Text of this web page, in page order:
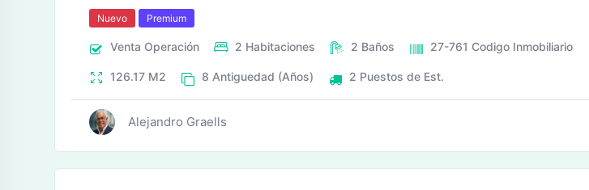
Nuevo Premium
Venta Operación 2 Habitaciones 2 Baños 27-761 Codigo Inmobiliario
126.17 M2 8 Antiguedad (Años) 2 Puestos de Est.
Alejandro Graells